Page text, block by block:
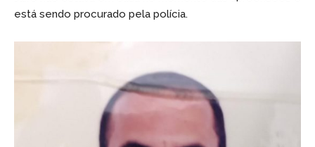
está sendo procurado pela polícia.